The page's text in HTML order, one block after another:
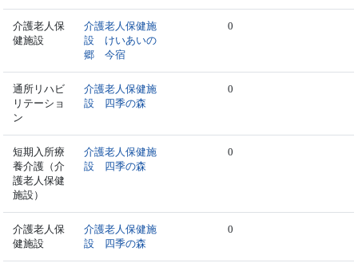
介護老人保
健施設
介護老人保健施
設 けいあいの
郷 今宿
0
通所リハビ
リテーショ
ン
介護老人保健施
設 四季の森
0
短期入所療
養介護（介
護老人保健
施設）
介護老人保健施
設 四季の森
0
介護老人保
健施設
介護老人保健施
設 四季の森
0